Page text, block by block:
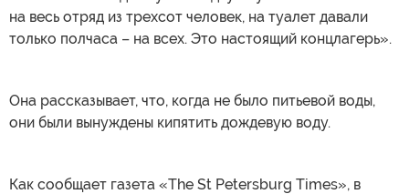
на весь отряд из трехсот человек, на туалет давали
только полчаса – на всех. Это настоящий концлагерь».
Она рассказывает, что, когда не было питьевой воды,
они были вынуждены кипятить дождевую воду.
Как сообщает газета «The St Petersburg Times», в